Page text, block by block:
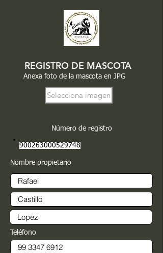
REGISTRO DE MASCOTA
Anexa foto de la mascota en JPG
Selecciona imagen
Número de registro
900263000529748
Nombre propietario
Teléfono